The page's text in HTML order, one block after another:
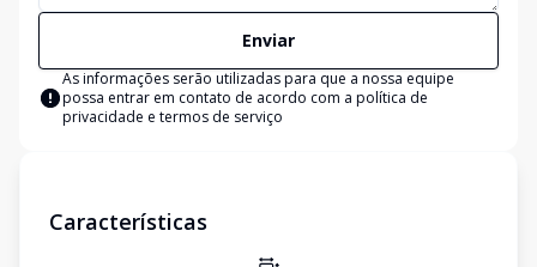
Enviar
As informações serão utilizadas para que a nossa equipe
possa entrar em contato de acordo com a política de
privacidade e termos de serviço
Características